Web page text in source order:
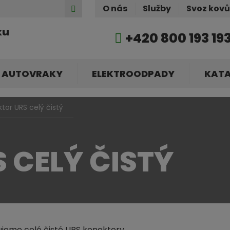
+420 800 193
Hledat O nás Služby Svoz kovů
AUTOVRAKY ELEKTROODPADY
URS celý čistý
CELÝ ČISTÝ